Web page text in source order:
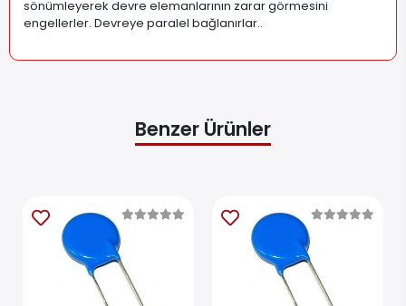
sönümleyerek devre elemanlarının zarar görmesini
engellerler. Devreye paralel bağlanırlar..
Benzer Ürünler